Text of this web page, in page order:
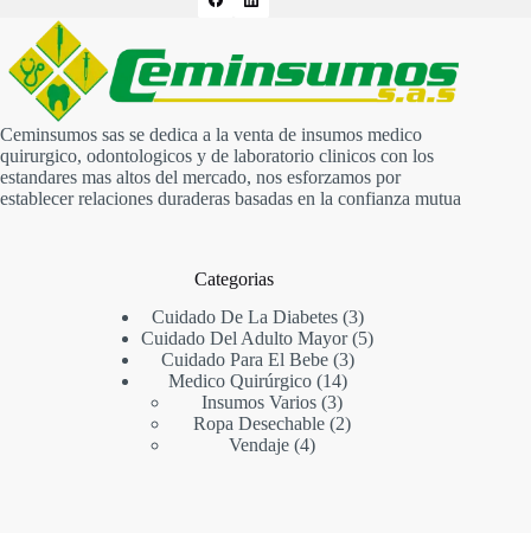
Ceminsumos sas se dedica a la venta de insumos medico
quirurgico, odontologicos y de laboratorio clinicos con los
estandares mas altos del mercado, nos esforzamos por
establecer relaciones duraderas basadas en la confianza mutua
Categorias
Cuidado De La Diabetes 33
productos
Cuidado Del Adulto Mayor 55
Cuidado Para El Bebe 33
productos
Medico Quirúrgico 1414
productos
Insumos Varios 33
productos
Ropa Desechable 22
Vendaje 44